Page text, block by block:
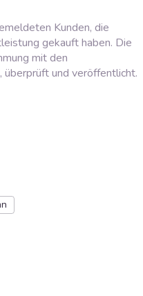
Kunden, die
gekauft haben. Die
mit den
überprüft und veröffentlicht.